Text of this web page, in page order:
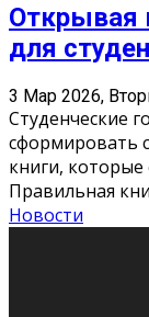
Открывая
для
3 Мар 2026,
Студенческие
сформировать
книги,
Правильная
Новости